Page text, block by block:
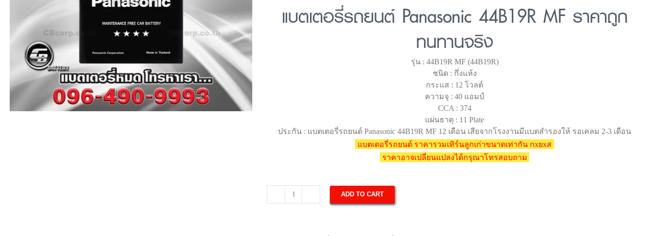
แบตเตอรี่รถยนต์ Panasonic 44B19R MF ราคาถูก
ทนทานจริง
รุ่น : 44B19R MF (44B19R)
ชนิด : กึ่งแห้ง
กระแส : 12 โวลต์
ความจุ : 40 แอมป์
CCA : 374
แผ่นธาตุ : 11 Plate
ประกัน : แบตเตอรี่รถยนต์ Panasonic 44B19R MF 12 เดือน เสียจากโรงงานมีแบตสำรองให้ รอเคลม 2-3 เดือน
แบตเตอรี่รถยนต์ ราคารวมเทิร์นลูกเก่าขนาดเท่ากัน กxยxส
ราคาอาจเปลี่ยนแปลงได้กรุณาโทรสอบถาม
ADD TO CART